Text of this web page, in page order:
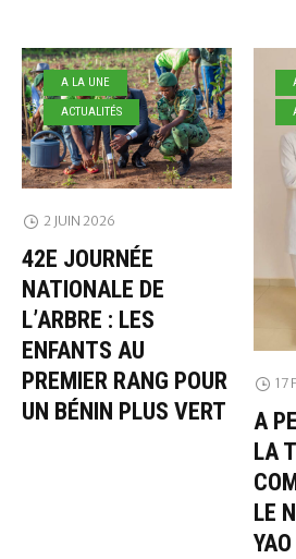
A LA UNE
ACTUALITÉS
2 JUIN 2026
42E JOURNÉE
NATIONALE DE
L’ARBRE : LES
ENFANTS AU
PREMIER RANG POUR
UN BÉNIN PLUS VERT
17
A
LA
LE